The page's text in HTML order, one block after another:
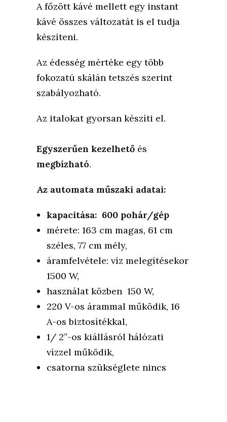
A főzött kávé mellett egy instant
kávé összes változatát is el tudja
készíteni.
Az édesség mértéke egy több
fokozatú skálán tetszés szerint
szabályozható.
Az italokat gyorsan készíti el.
Egyszerűen kezelhetőés
megbízható.
Az automata műszaki adatai:
kapacitása: 600 pohár/gép
mérete: 163 cm magas, 61 cm
széles, 77 cm mély,
áramfelvétele: víz melegítésekor
1500 W,
használat közben 150 W,
220 V-os árammal működik, 16
A-os biztosítékkal,
1/ 2”-os kiállásról hálózati
vízzel működik,
csatorna szükséglete nincs